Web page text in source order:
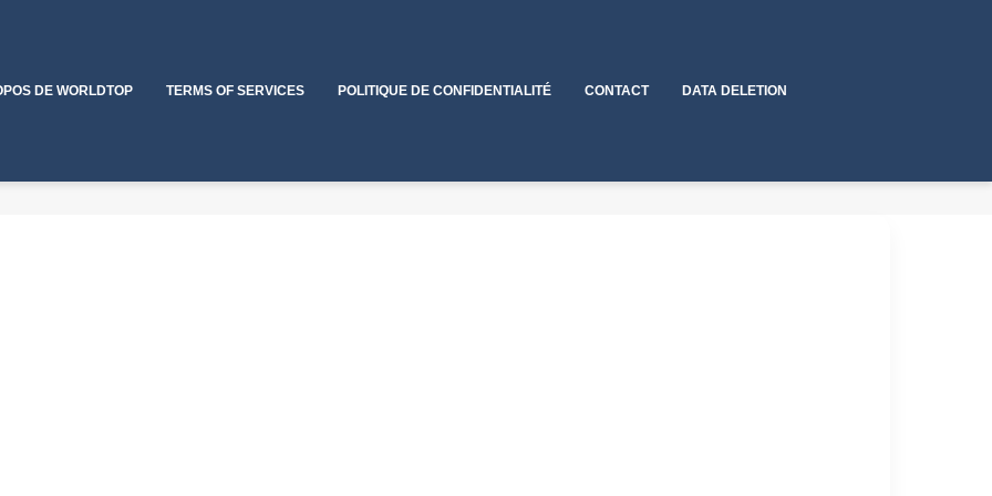
DE WORLDTOP TERMS OF SERVICES POLITIQUE DE CONFIDENTIALITÉ CONTACT DATA DELETION